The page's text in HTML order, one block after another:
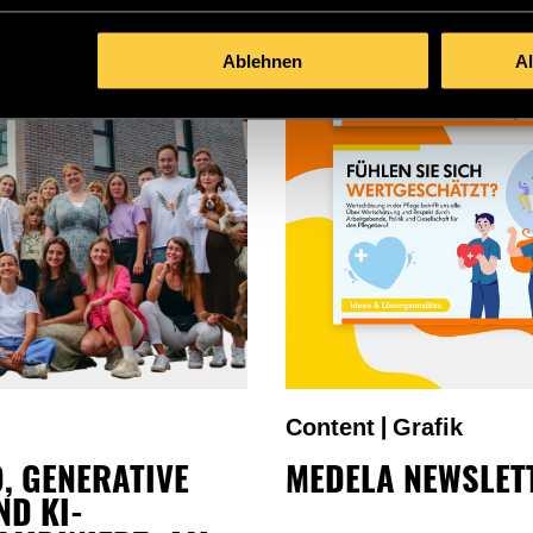
Ablehnen
GENERATIVE
KI-
Content| Grafik
MEDELA